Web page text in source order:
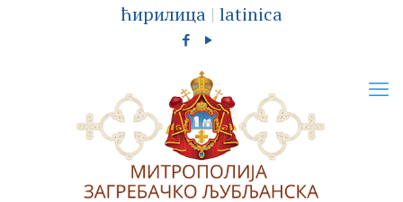
ћирилица | latinica